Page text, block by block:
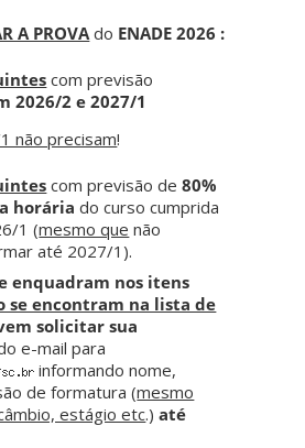
A PROVA do ENADE 2026 :
com previsão
2026/2 e 2027/1
não precisam!
com previsão de80%
horária do curso cumprida
1 (mesmo que não
até 2027/1).
enquadram nos itens
se encontram na lista de
solicitar sua
e-mail para
informando nome,
de formatura (mesmo
estágio etc.)até